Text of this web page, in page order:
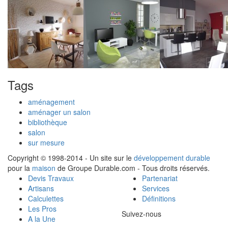
Tags
aménagement
aménager un salon
bibliothèque
salon
sur mesure
Copyright © 1998-2014 - Un site sur le développement durable
pour la maison de Groupe Durable.com - Tous droits réservés.
Devis Travaux
Artisans
Calculettes
Les Pros
A la Une
Partenariat
Services
Définitions
Suivez-nous